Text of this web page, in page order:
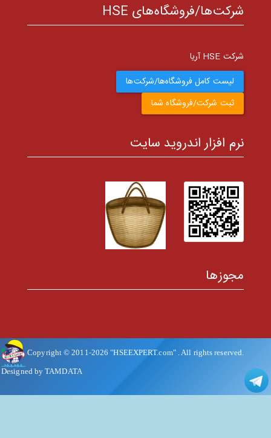
شرکت‌ها/فروشگاه‌های HSE
شرکت HSE آریا
لیست کامل فروشگاه‌ها/شرکت‌ها
ثبت شرکت/فروشگاه شما
نرم افزار اندروید سایت
مجوزها
Copyright © 2011-2026 "HSEEXPERT.com". All rights reserved.
Designed by TAMDATA